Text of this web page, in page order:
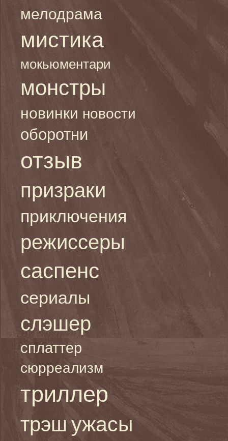
мелодрама
мистика
мокьюментари
монстры
новинки новости
оборотни
отзыв
призраки
приключения
режиссеры
саспенс
сериалы
слэшер
сплаттер
сюрреализм
триллер
трэш ужасы